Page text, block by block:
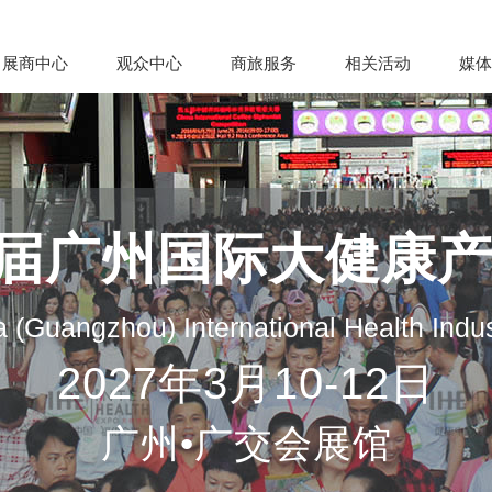
展商中心 观众中心 商旅服务 相关活动 媒
广州国际大健康
(Guangzhou) International Health
2027年3月10-12日
广州•广交会展馆